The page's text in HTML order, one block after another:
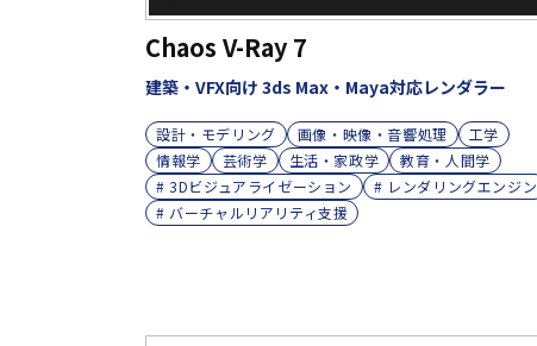
Chaos V-Ray 7
建築・VFX向け 3ds Max・Maya対応レンダラー
設計・モデリング 画像・映像・音響処理
工学
情報学
芸術学 生活・家政学
教育・人間学
# 3Dビジュアライゼーション
# レンダリングエンジン
# バーチャルリアリティ支援